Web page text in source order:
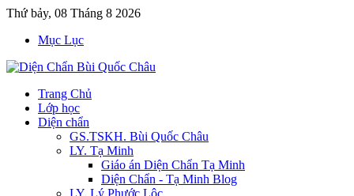
Thứ bảy, 08 Tháng 8 2026
Mục Lục
Trang Chủ
Lớp học
Diện chẩn
GS.TSKH. Bùi Quốc Châu
LY. Tạ Minh
Giáo án Diện Chẩn Tạ Minh
Diện Chẩn - Tạ Minh Blog
LY. Lý Phước Lộc